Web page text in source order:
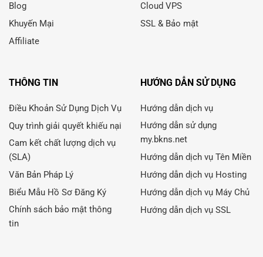
Blog
Khuyến Mại
Affiliate
Cloud VPS
SSL & Bảo mật
THÔNG TIN
Điều Khoản Sử Dụng Dịch Vụ
Quy trình giải quyết khiếu nại
Cam kết chất lượng dịch vụ
(SLA)
Văn Bản Pháp Lý
Biểu Mẫu Hồ Sơ Đăng Ký
Chính sách bảo mật thông
tin
HƯỚNG DẪN SỬ DỤNG
Hướng dẫn dịch vụ
Hướng dẫn sử dụng
my.bkns.net
Hướng dẫn dịch vụ Tên Miền
Hướng dẫn dịch vụ Hosting
Hướng dẫn dịch vụ Máy Chủ
Hướng dẫn dịch vụ SSL